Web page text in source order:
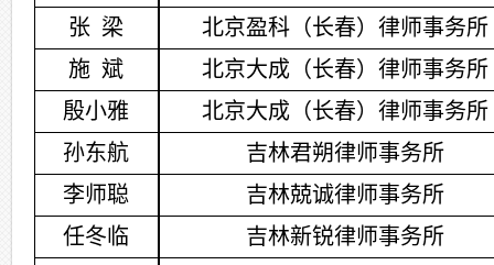
张 梁
北京盈科（长春）律师事务所
施 斌
北京大成（长春）律师事务所
殷小雅
北京大成（长春）律师事务所
孙东航
吉林君朔律师事务所
李师聪
吉林兢诚律师事务所
任冬临
吉林新锐律师事务所